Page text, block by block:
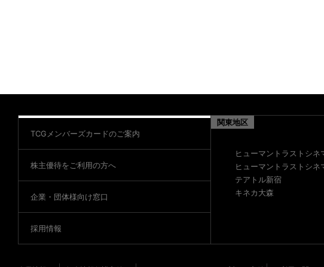
TCGメンバーズカードのご案内
株主優待をご利用の方へ
企業・団体様向け窓口
採用情報
関東地区
ヒューマントラストシネ
ヒューマントラストシネ
テアトル新宿
キネカ大森